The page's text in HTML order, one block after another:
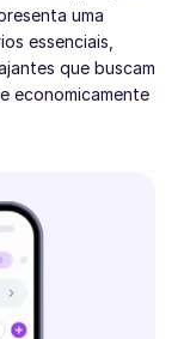
uma
essenciais,
que buscam
economicamente